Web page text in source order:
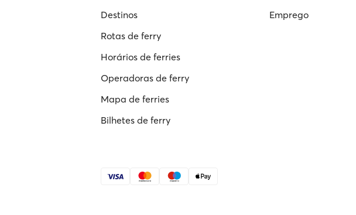
Destinos
Rotas de ferry
Horários de ferries
Operadoras de ferry
Mapa de ferries
Bilhetes de ferry
Emprego